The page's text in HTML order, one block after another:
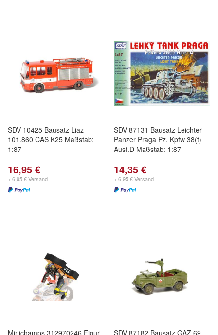
SDV 10425 Bausatz Liaz
101.860 CAS K25 Maßstab:
1:87
16,95 €
+ 6,95 € Versand
SDV 87131 Bausatz Leichter
Panzer Praga Pz. Kpfw 38(t)
Ausf.D Maßstab: 1:87
14,35 €
+ 6,95 € Versand
Minichamps 312970246 Figur SDV 87182 Bausatz GAZ 69